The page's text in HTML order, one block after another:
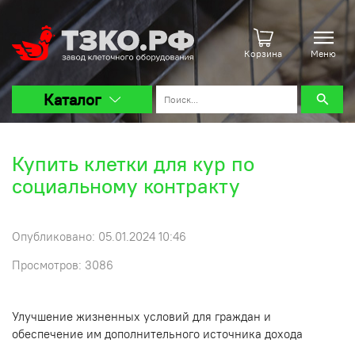
Корзина Меню
Каталог
Купить клетки для кур по
социальному контракту
Опубликовано: 05.01.2024 10:46
Просмотров: 3086
Улучшение жизненных условий для граждан и
обеспечение им дополнительного источника дохода